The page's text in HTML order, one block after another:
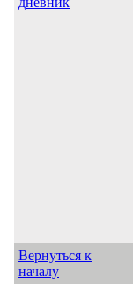
Вернуться к
началу